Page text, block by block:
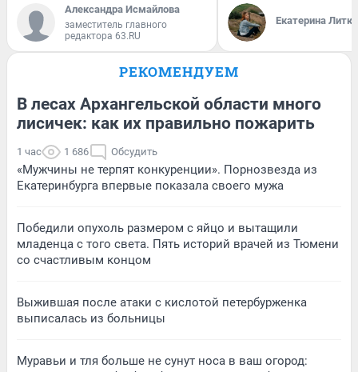
Александра Исмайлова
заместитель главного
редактора 63.RU
Екатерина
РЕКОМЕНДУЕМ
В лесах Архангельской области много
лисичек: как их правильно пожарить
1 час 1 686 Обсудить
«Мужчины не терпят конкуренции». Порнозвезда из
Екатеринбурга впервые показала своего мужа
Победили опухоль размером с яйцо и вытащили
младенца с того света. Пять историй врачей из Тюмени
со счастливым концом
Выжившая после атаки с кислотой петербурженка
выписалась из больницы
Муравьи и тля больше не сунут носа в ваш огород: